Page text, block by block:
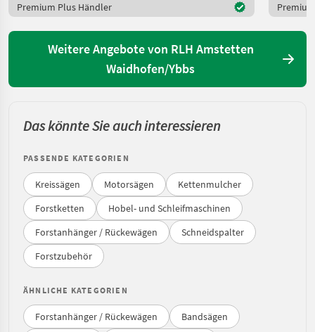
Premium Plus Händler
Weitere Angebote von RLH Amstetten
Waidhofen/Ybbs
Das könnte Sie auch interessieren
PASSENDE KATEGORIEN
Kreissägen Motorsägen
Kettenmulcher
Forstketten
Hobel- und Schleifmaschinen
Forstanhänger / Rückewägen
Schneidspalter
Forstzubehör
ÄHNLICHE KATEGORIEN
Forstanhänger / Rückewägen
Bandsägen